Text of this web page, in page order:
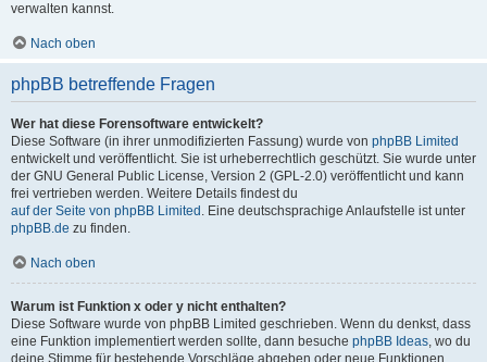
verwalten kannst.
Nach oben
phpBB betreffende Fragen
Wer hat diese Forensoftware entwickelt?
Diese Software (in ihrer unmodifizierten Fassung) wurde von phpBB Limited
entwickelt und veröffentlicht. Sie ist urheberrechtlich geschützt. Sie wurde unter
der GNU General Public License, Version 2 (GPL-2.0) veröffentlicht und kann
frei vertrieben werden. Weitere Details findest du
auf der Seite von phpBB Limited . Eine deutschsprachige Anlaufstelle ist unter
phpBB.de zu finden.
Nach oben
Warum ist Funktion x oder y nicht enthalten?
Diese Software wurde von phpBB Limited geschrieben. Wenn du denkst, dass
eine Funktion implementiert werden sollte, dann besuche phpBB Ideas, wo du
deine Stimme für bestehende Vorschläge abgeben oder neue Funktionen